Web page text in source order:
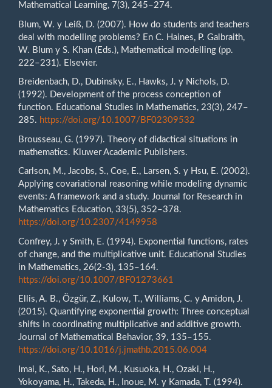
Mathematical Learning, 7(3), 245–274.
Blum, W. y Leiß, D. (2007). How do students and teachers
deal with modelling problems? En C. Haines, P. Galbraith,
W. Blum y S. Khan (Eds.), Mathematical modelling (pp.
222–231). Elsevier.
Breidenbach, D., Dubinsky, E., Hawks, J. y Nichols, D.
(1992). Development of the process conception of
function. Educational Studies in Mathematics, 23(3), 247–
285. https://doi.org/10.1007/BF02309532
Brousseau, G. (1997). Theory of didactical situations in
mathematics. Kluwer Academic Publishers.
Carlson, M., Jacobs, S., Coe, E., Larsen, S. y Hsu, E. (2002).
Applying covariational reasoning while modeling dynamic
events: A framework and a study. Journal for Research in
Mathematics Education, 33(5), 352–378.
https://doi.org/10.2307/4149958
Confrey, J. y Smith, E. (1994). Exponential functions, rates
of change, and the multiplicative unit. Educational Studies
in Mathematics, 26(2-3), 135–164.
https://doi.org/10.1007/BF01273661
Ellis, A. B., Özgür, Z., Kulow, T., Williams, C. y Amidon, J.
(2015). Quantifying exponential growth: Three conceptual
shifts in coordinating multiplicative and additive growth.
Journal of Mathematical Behavior, 39, 135–155.
https://doi.org/10.1016/j.jmathb.2015.06.004
Imai, K., Sato, H., Hori, M., Kusuoka, H., Ozaki, H.,
Yokoyama, H., Takeda, H., Inoue, M. y Kamada, T. (1994).